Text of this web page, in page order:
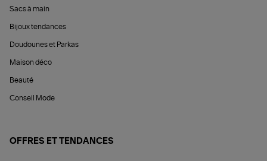
Sacs à main
Bijoux tendances
Doudounes et Parkas
Maison déco
Beauté
Conseil Mode
OFFRES ET TENDANCES